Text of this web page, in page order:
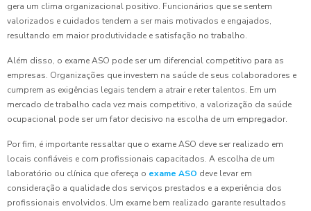
gera um clima organizacional positivo. Funcionários que se sentem
valorizados e cuidados tendem a ser mais motivados e engajados,
resultando em maior produtividade e satisfação no trabalho.
Além disso, o exame ASO pode ser um diferencial competitivo para as
empresas. Organizações que investem na saúde de seus colaboradores e
cumprem as exigências legais tendem a atrair e reter talentos. Em um
mercado de trabalho cada vez mais competitivo, a valorização da saúde
ocupacional pode ser um fator decisivo na escolha de um empregador.
Por fim, é importante ressaltar que o exame ASO deve ser realizado em
locais confiáveis e com profissionais capacitados. A escolha de um
laboratório ou clínica que ofereça o exame ASO deve levar em
consideração a qualidade dos serviços prestados e a experiência dos
profissionais envolvidos. Um exame bem realizado garante resultados